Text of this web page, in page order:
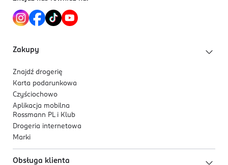
Chloride, Phenoxyethanol, Fragrance, Yellow 6, Yellow
10
22529
Hamburg
onlinerelations@beiersdorf.com
DE-Niemcy
Kod EAN
5 900017 087528
Zakupy
Znajdź drogerię
Karta podarunkowa
Czyściochowo
Aplikacja mobilna
Rossmann PL i Klub
Drogeria internetowa
Marki
Obsługa klienta